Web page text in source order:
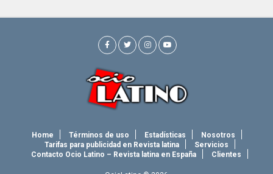
Home Términos de uso Estadísticas
Nosotros
Tarifas para publicidad en Revista latina
Servicios
Contacto Ocio Latino – Revista latina en España
Clientes